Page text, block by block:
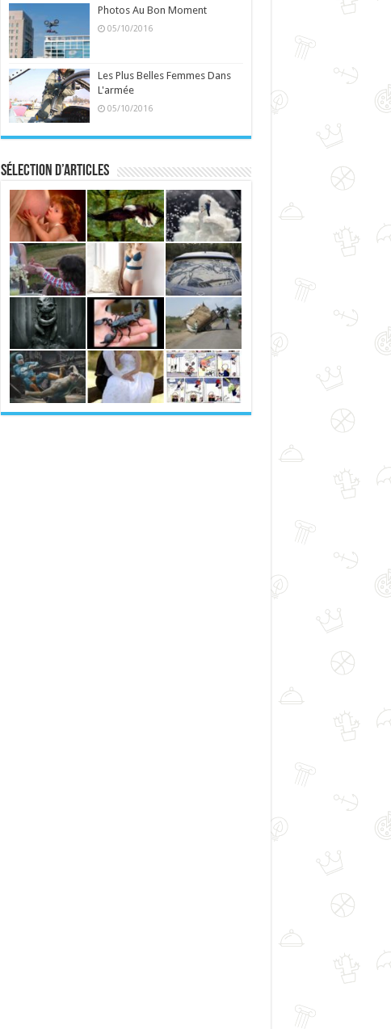
Photos Au Bon Moment
05/10/2016
Les Plus Belles Femmes Dans
L'armée
05/10/2016
Sélection d’articles